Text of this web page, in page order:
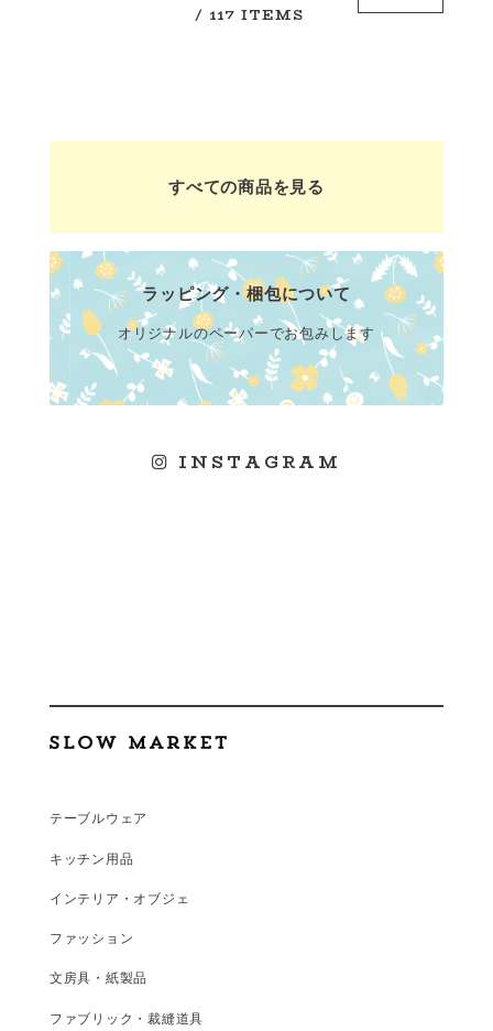
/ 117 ITEMS
すべての商品を見る
ラッピング・梱包について
オリジナルのペーパーでお包みします
INSTAGRAM
テーブルウェア
キッチン用品
インテリア・オブジェ
ファッション
文房具・紙製品
ファブリック・裁縫道具